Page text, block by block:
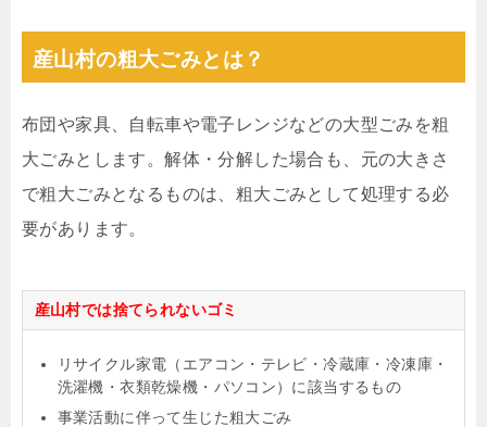
産山村の粗大ごみとは？
布団や家具、自転車や電子レンジなどの大型ごみを粗
大ごみとします。解体・分解した場合も、元の大きさ
で粗大ごみとなるものは、粗大ごみとして処理する必
要があります。
産山村では捨てられないゴミ
リサイクル家電（エアコン・テレビ・冷蔵庫・冷凍庫・
洗濯機・衣類乾燥機・パソコン）に該当するもの
事業活動に伴って生じた粗大ごみ